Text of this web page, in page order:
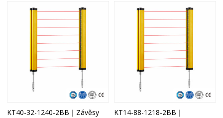
KT40-32-1240-2BB｜Závěsy
KT14-88-1218-2BB｜